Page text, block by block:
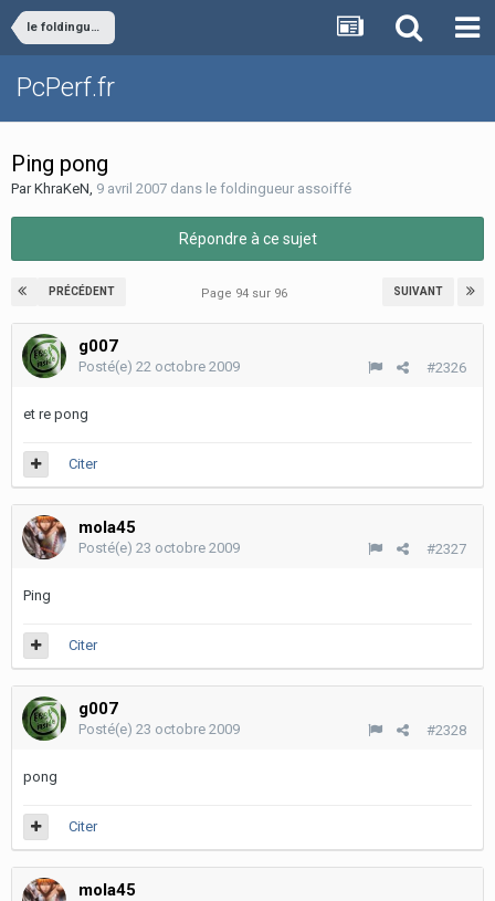
le foldingueur assoiffé
PcPerf.fr
Ping pong
ParKhraKeN, 9 avril 2007 dans le foldingueur assoiffé
Répondre à ce sujet
PRÉCÉDENT SUIVANT
Page 94 sur 96
g007
#2326
Posté(e) 22 octobre 2009
et re pong
Citer
mola45
#2327
Posté(e) 23 octobre 2009
Ping
Citer
g007
#2328
Posté(e) 23 octobre 2009
pong
Citer
mola45